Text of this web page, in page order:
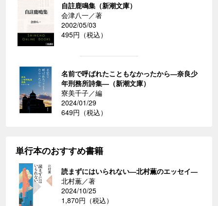
自註鹿鳴集（新潮文庫）
会津八一／著
2002/05/03
495円（税込）
名前で呼ばれたこともなかったから―奈良少
年刑務所詩集―（新潮文庫）
寮美千子／編
2024/01/29
649円（税込）
単行本のおすすめ書籍
読まずにはいられない―北村薫のエッセイ―
北村薫／著
2024/10/25
1,870円（税込）